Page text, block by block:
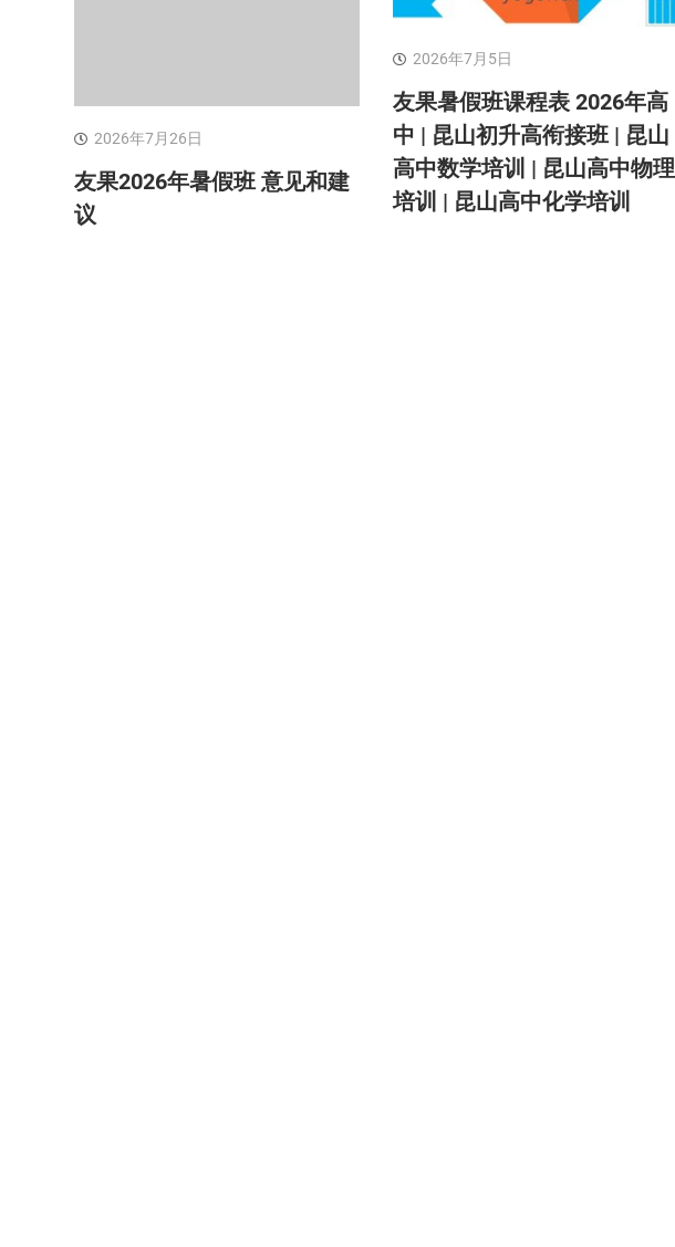
2026年7月26日
友果2026年暑假班 意见和建
议
2026年7月5日
友果暑假班课程表 2026年高
中 | 昆山初升高衔接班 | 昆山
高中数学培训 | 昆山高中物理
培训 | 昆山高中化学培训